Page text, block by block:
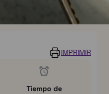
IMPRIMIR
Tiempo de